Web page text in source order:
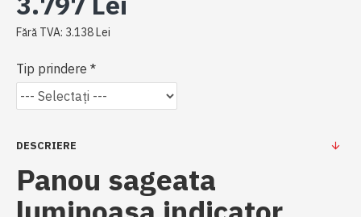
Fără TVA: 3.138 Lei
Tip prindere
DESCRIERE
Panou sageata